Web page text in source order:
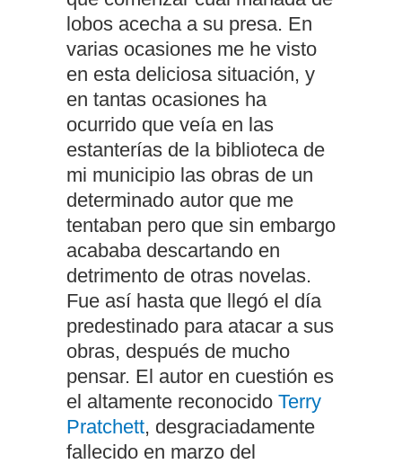
lobos acecha a su presa. En
varias ocasiones me he visto
en esta deliciosa situación, y
en tantas ocasiones ha
ocurrido que veía en las
estanterías de la biblioteca de
mi municipio las obras de un
determinado autor que me
tentaban pero que sin embargo
acababa descartando en
detrimento de otras novelas.
Fue así hasta que llegó el día
predestinado para atacar a sus
obras, después de mucho
pensar. El autor en cuestión es
el altamente reconocido Terry
Pratchett, desgraciadamente
fallecido en marzo del